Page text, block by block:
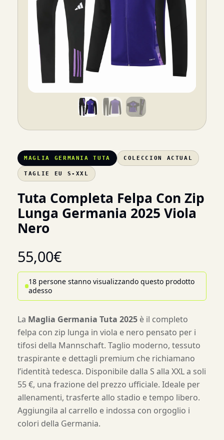
MAGLIA GERMANIA TUTA COLECCION ACTUAL
TAGLIE EU S-XXL
Tuta Completa Felpa Con Zip
Lunga Germania 2025 Viola
Nero
55,00€
18 persone stanno visualizzando questo prodotto
adesso
La Maglia Germania Tuta 2025 è il completo
felpa con zip lunga in viola e nero pensato per i
tifosi della Mannschaft. Taglio moderno, tessuto
traspirante e dettagli premium che richiamano
l’identità tedesca. Disponibile dalla S alla XXL a soli
55 €, una frazione del prezzo ufficiale. Ideale per
allenamenti, trasferte allo stadio e tempo libero.
Aggiungila al carrello e indossa con orgoglio i
colori della Germania.